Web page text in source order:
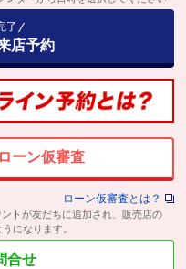
了
店予約
ーン仮審査
ローン仮審査とは？
トが友だちに追加され、販売店の
になります。
合せ